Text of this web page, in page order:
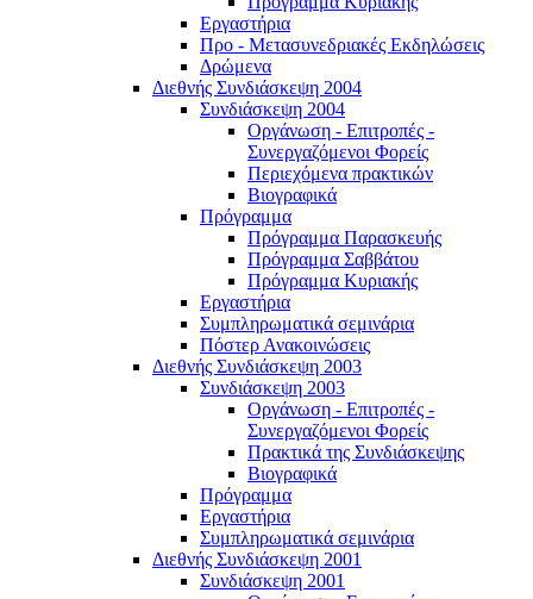
Εργαστήρια
Προ - Μετασυνεδριακές Εκδηλώσεις
Δρώμενα
Διεθνής Συνδιάσκεψη 2004
Συνδιάσκεψη 2004
Οργάνωση - Επιτροπές -
Συνεργαζόμενοι Φορείς
Περιεχόμενα πρακτικών
Βιογραφικά
Πρόγραμμα
Πρόγραμμα Παρασκευής
Πρόγραμμα Σαββάτου
Πρόγραμμα Κυριακής
Εργαστήρια
Συμπληρωματικά σεμινάρια
Πόστερ Ανακοινώσεις
Διεθνής Συνδιάσκεψη 2003
Συνδιάσκεψη 2003
Οργάνωση - Επιτροπές -
Συνεργαζόμενοι Φορείς
Πρακτικά της Συνδιάσκεψης
Βιογραφικά
Πρόγραμμα
Εργαστήρια
Συμπληρωματικά σεμινάρια
Διεθνής Συνδιάσκεψη 2001
Συνδιάσκεψη 2001